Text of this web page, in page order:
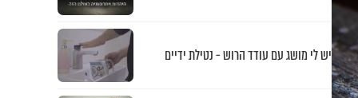
יש לי מושג עם עודד הרוש - נטילת ידיים